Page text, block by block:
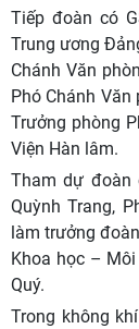
Tiếp đoàn có
Trung ương
Chánh Văn
Phó Chánh
Trưởng phòng
Viện Hàn lâm.
Tham dự đoàn
Quỳnh Trang,
làm trưởng
Khoa học –
Quý.
Trong không